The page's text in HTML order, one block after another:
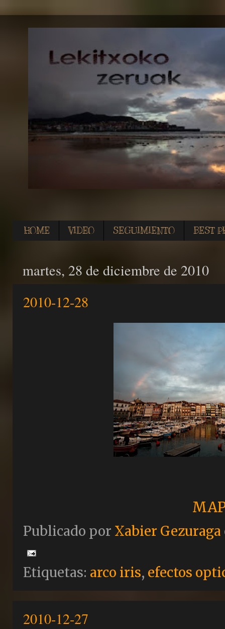
HOME VIDEO SEGUIMIENTO BEST
martes, 28 de diciembre de 2010
2010-12-28
Publicado por Xabier Gezuraga
Etiquetas: arco iris, efectos
2010-12-27